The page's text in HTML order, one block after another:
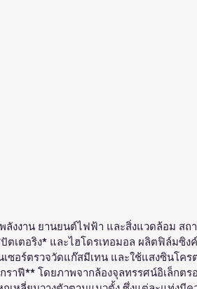
งงาน ยานยนต์ไฟฟ้า และสิ่งแวดล้อม สถ
เตอริง* และไฮโดรเทอมอล ผลิตฟิล์มซิงค์
ซอร์ตรวจวัดแก๊สมีเทน และใช้แสงซินโคร
ราฟี** โดยภาพจากล้องจุลทรรศน์อิเล็กตร